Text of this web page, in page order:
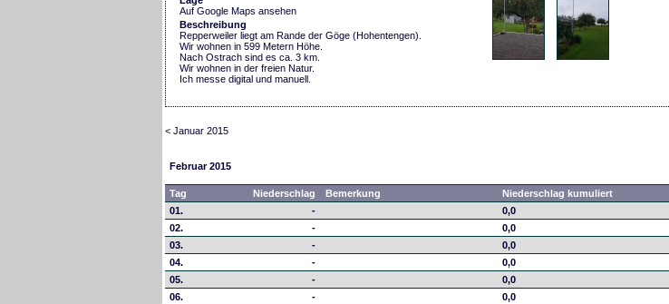
Auf Google Maps ansehen
Beschreibung
Repperweiler liegt am Rande der Göge (Hohentengen).
Wir wohnen in 599 Metern Höhe.
Nach Ostrach sind es ca. 3 km.
Wir wohnen in der freien Natur.
Ich messe digital und manuell.
< Januar 2015
Februar 2015
Tag Niederschlag Bemerkung
Niederschlag kumuliert
01.
-
0,0
02.
-
0,0
03.
-
0,0
04.
-
0,0
05.
-
0,0
06.
-
0,0